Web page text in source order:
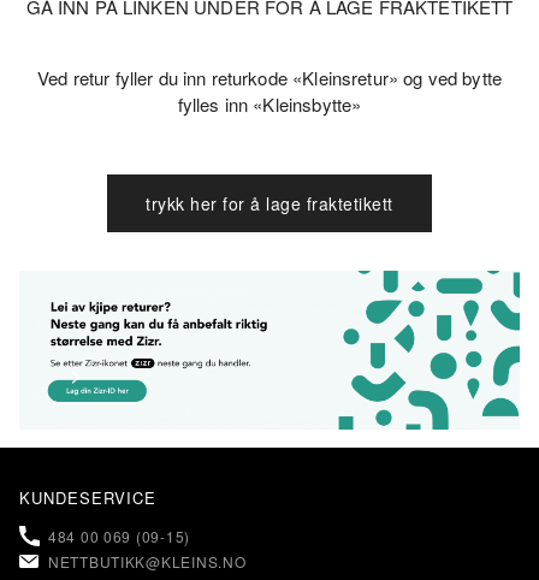
GÅ INN PÅ LINKEN UNDER FOR Å LAGE FRAKTETIKETT
Ved retur fyller du inn returkode «Kleinsretur» og ved bytte
fylles inn «Kleinsbytte»
trykk her for å lage fraktetikett
KUNDESERVICE
484 00 069 (09-15)
NETTBUTIKK@KLEINS.NO